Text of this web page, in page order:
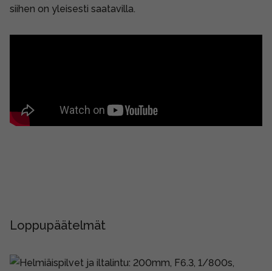
siihen on yleisesti saatavilla.
Loppupäätelmät